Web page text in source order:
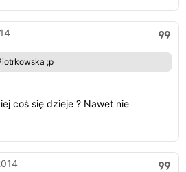
;p
coś się dzieje ? Nawet nie